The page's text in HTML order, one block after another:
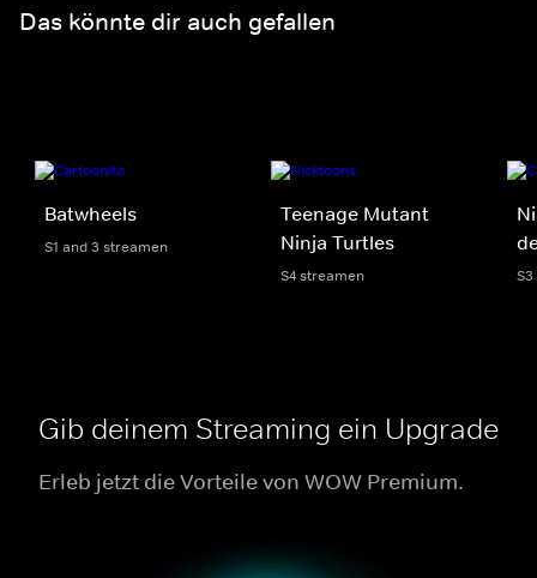
Das könnte dir auch gefallen
Batwheels
S1 and 3 streamen
Teenage Mutant
Ninja Turtles
S4 streamen
Gib deinem Streaming ein Upgrade
Erleb jetzt die Vorteile von WOW Premium.